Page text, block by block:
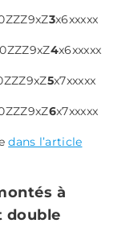
3x6xxxxx
4x6xxxxx
5x7xxxxx
6x7xxxxx
dans l’article
à
double